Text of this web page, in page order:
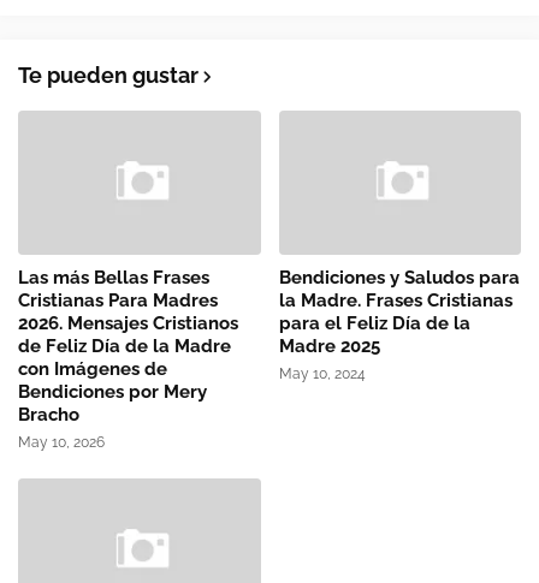
Te pueden gustar
Las más Bellas Frases
Cristianas Para Madres
2026. Mensajes Cristianos
de Feliz Día de la Madre
con Imágenes de
Bendiciones por Mery
Bracho
May 10, 2026
Bendiciones y Saludos para
la Madre. Frases Cristianas
para el Feliz Día de la
Madre 2025
May 10, 2024